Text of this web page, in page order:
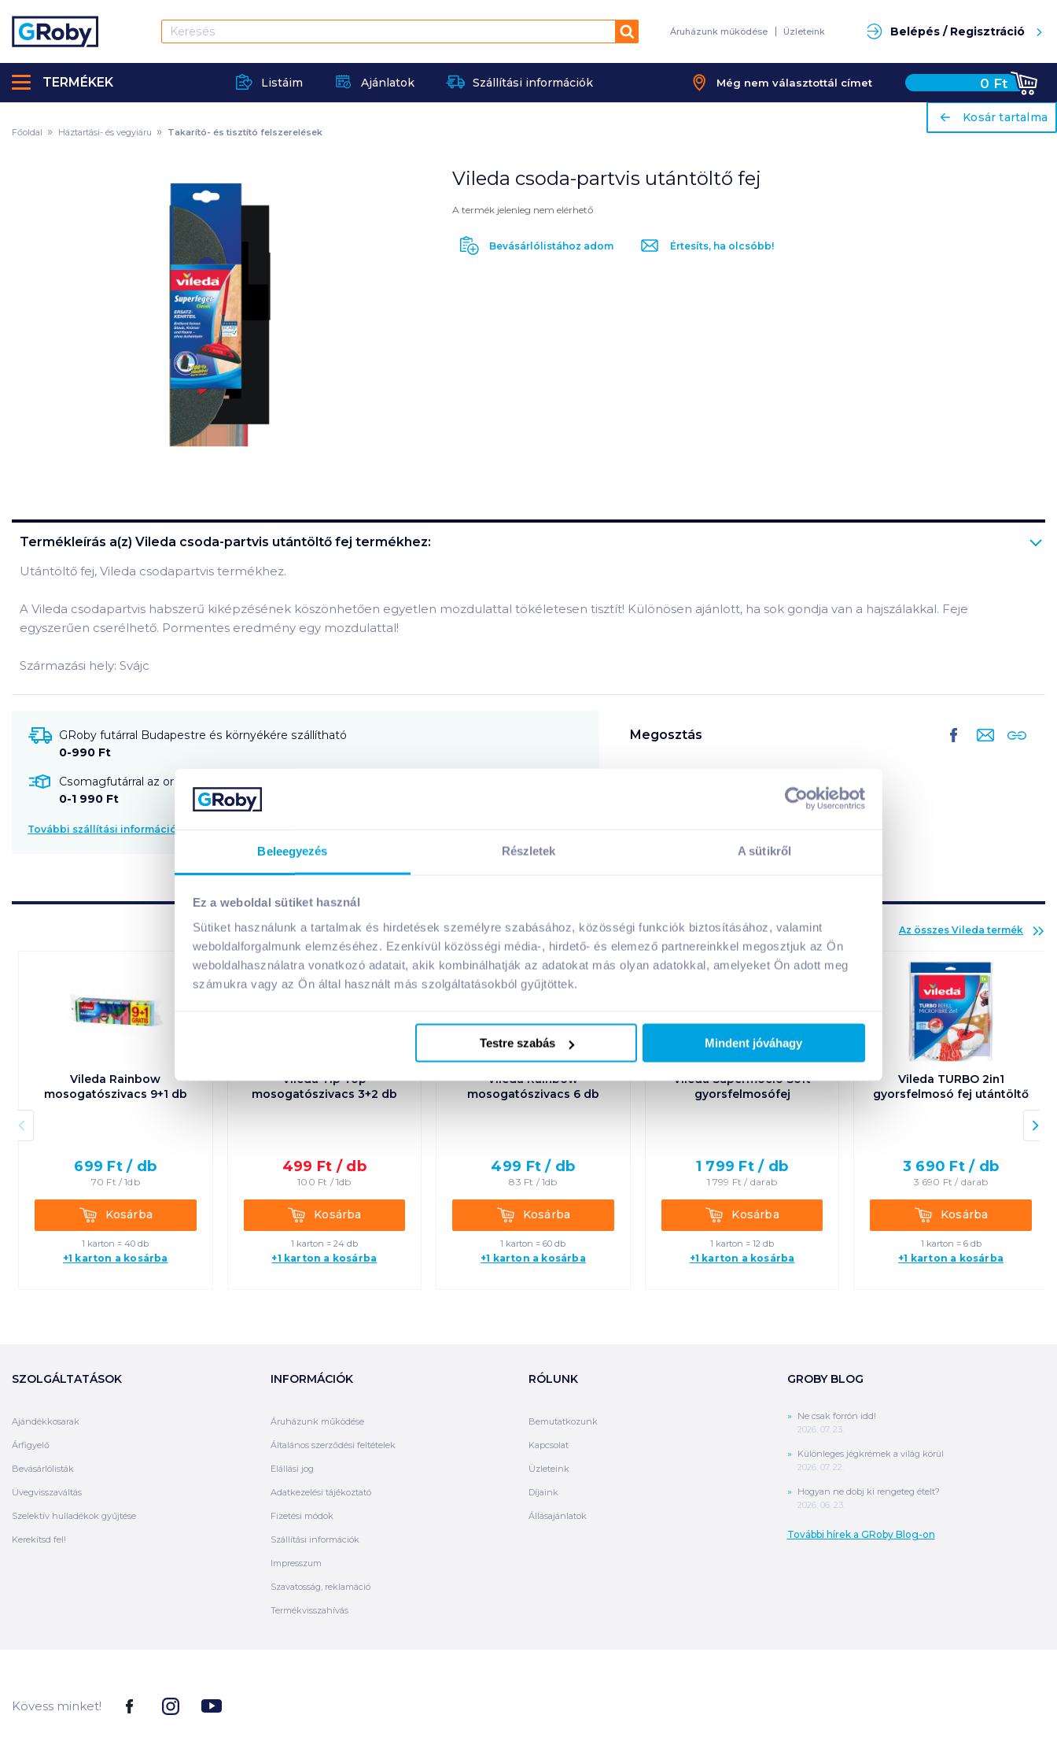
Beleegyezés Részletek A sütikről
Ez a weboldal sütiket használ
Sütiket használunk a tartalmak és hirdetések személyre szabásához, közösségi funkciók biztosításához, valamint
weboldalforgalmunk elemzéséhez. Ezenkívül közösségi média-, hirdető- és elemező partnereinkkel megosztjuk az Ön
weboldalhasználatra vonatkozó adatait, akik kombinálhatják az adatokat más olyan adatokkal, amelyeket Ön adott meg
számukra vagy az Ön által használt más szolgáltatásokból gyűjtöttek.
Testre szabás Mindent jóváhagy
Keresés Áruházunk működése Üzleteink Belépés / Regisztráció
Listáim Ajánlatok Szállítási információk Még nem választottál címet 0 Ft
TERMÉKEK
ariaLabel
Kosár tartalma
Adj hozzá termékeket!
Főoldal Háztartási- és vegyiáru Takarító- és tisztító felszerelések
Vileda csoda-partvis utántöltő fej
A termék jelenleg nem elérhető
Bevásárlólistához adom Értesíts, ha olcsóbb!
Termékleírás a(z) Vileda csoda-partvis utántöltő fej termékhez:
Utántöltő fej, Vileda csodapartvis termékhez.
A Vileda csodapartvis habszerű kiképzésének köszönhetően egyetlen mozdulattal tökéletesen tisztít! Különösen ajánlott, ha sok gondja van a hajszálakkal. Feje
egyszerűen cserélhető. Pormentes eredmény egy mozdulattal!
Származási hely: Svájc
GRoby futárral Budapestre és környékére szállítható
0-990 Ft
Csomagfutárral az ország egész területére szállítható!
0-1 990 Ft
További szállítási információk
Megosztás
Az összes Vileda termék
Vileda Rainbow
mosogatószivacs 9+1 db
699 Ft / db
70 Ft /1db
KosárbaKosárba
1 karton = 40 db
+1 karton a kosárba
Vileda Tip Top
mosogatószivacs 3+2 db
499 Ft / db
100 Ft / 1db
KosárbaKosárba
1 karton = 24 db
+1 karton a kosárba
08. 19-ig
Vileda Rainbow
mosogatószivacs 6 db
499 Ft / db
83 Ft / 1db
KosárbaKosárba
1 karton = 60 db
+1 karton a kosárba
Vileda Supermocio Soft
gyorsfelmosófej
1 799 Ft / db
1 799 Ft / darab
KosárbaKosárba
1 karton = 12 db
+1 karton a kosárba
Vileda TURBO 2in1
gyorsfelmosó fej utántöltő
3 690 Ft / db
3 690 Ft / darab
KosárbaKosárba
1 karton = 6 db
+1 karton a kosárba
SZOLGÁLTATÁSOK
Ajándékkosarak
Árfigyelő
Bevásárlólisták
Üvegvisszaváltás
Szelektív hulladékok gyűjtése
Kerekítsd fel!
INFORMÁCIÓK
Áruházunk működése
Általános szerződési feltételek
Elállási jog
Adatkezelési tájékoztató
Fizetési módok
Szállítási információk
Impresszum
Szavatosság, reklamáció
Termékvisszahívás
RÓLUNK
Bemutatkozunk
Kapcsolat
Üzleteink
Díjaink
Állásajánlatok
GROBY BLOG
Ne csak forrón idd!
2026. 07. 23.
Különleges jégkrémek a világ körül
2026. 07. 22.
Hogyan ne dobj ki rengeteg ételt?
2026. 06. 23.
További hírek a GRoby Blog-on
Kövess minket!